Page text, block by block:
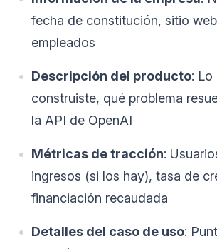
fecha de constitución, sitio
empleados
Descripción del producto: Lo
construiste, qué problema
la API de OpenAI
Métricas de tracción:
ingresos (si los hay), tasa de
financiación recaudada
Detalles del caso de uso: